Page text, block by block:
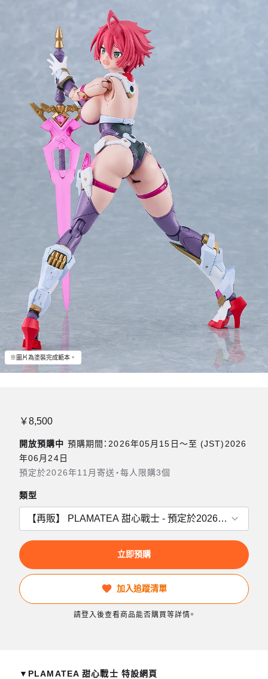
※圖片為塗裝完成範本。
￥8,500
開放預購中 預購期間：2026年05月15日〜至 (JST)2026
年06月24日
預定於2026年11月寄送・每人限購3個
類型
立即預購
加入追蹤清單
請登入後查看商品能否購買等詳情。
▼PLAMATEA 甜心戰士 特設網頁